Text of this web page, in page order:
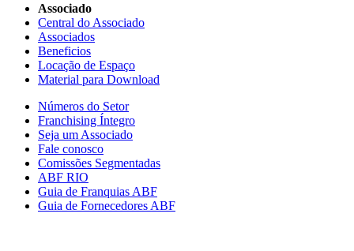
Associado
Central do Associado
Associados
Beneficios
Locação de Espaço
Material para Download
Números do Setor
Franchising Íntegro
Seja um Associado
Fale conosco
Comissões Segmentadas
ABF RIO
Guia de Franquias ABF
Guia de Fornecedores ABF